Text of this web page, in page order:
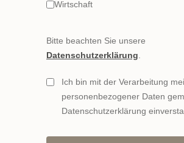
Wirtschaft
Bitte beachten Sie unsere
Datenschutzerklärung
Ich bin mit der Verarbeitung
personenbezogener Daten
Datenschutzerklärung